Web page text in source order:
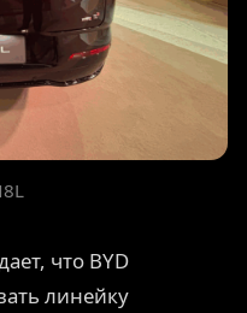
что BYD
линейку